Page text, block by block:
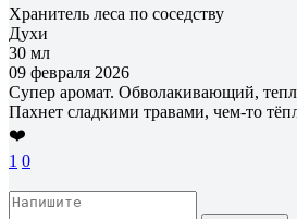
Хранитель леса по соседству
Духи
30 мл
09 февраля 2026
Супер аромат. Обволакивающий,
Пахнет сладкими травами, чем-то
❤️
1 0